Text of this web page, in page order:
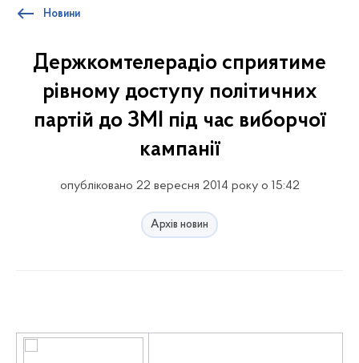
Новини
Держкомтелерадіо сприятиме
рівному доступу політичних
партій до ЗМІ під час виборчої
кампанії
опубліковано 22 вересня 2014 року о 15:42
Архів новин